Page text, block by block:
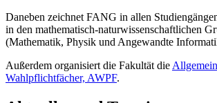
Daneben zeichnet FANG in allen
in den mathematisch-naturwissenschaftlichen
(Mathematik, Physik und Angewandte
Außerdem organisiert die Fakultät die
Wahlpflichtfächer, AWPF.